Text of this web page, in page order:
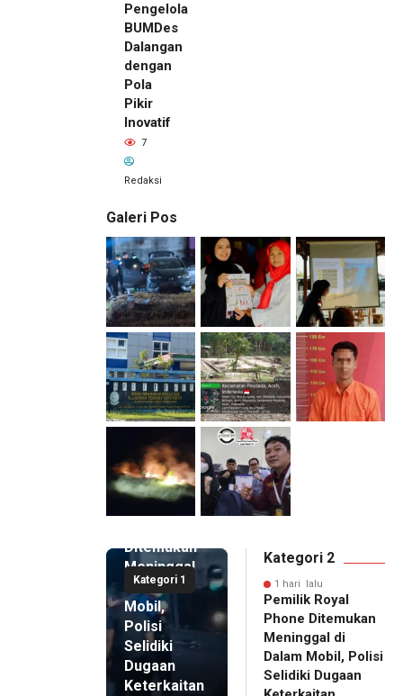
Pengelola
BUMDes
Dalangan
dengan
Pola
Pikir
Inovatif
7
Redaksi
Galeri Pos
Kategori 1
1 hari lalu
Pemilik
Ditemukan
Meninggal
di Dalam
Mobil,
Polisi
Selidiki
Dugaan
Keterkaitan
Kategori 2
1 hari lalu
Pemilik Royal
Phone Ditemukan
Meninggal di
Dalam Mobil, Polisi
Selidiki Dugaan